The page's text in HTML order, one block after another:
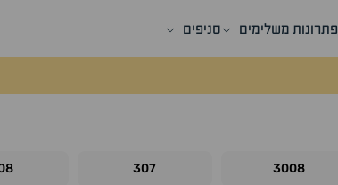
פתרונות משלימים סניפים
3008
307